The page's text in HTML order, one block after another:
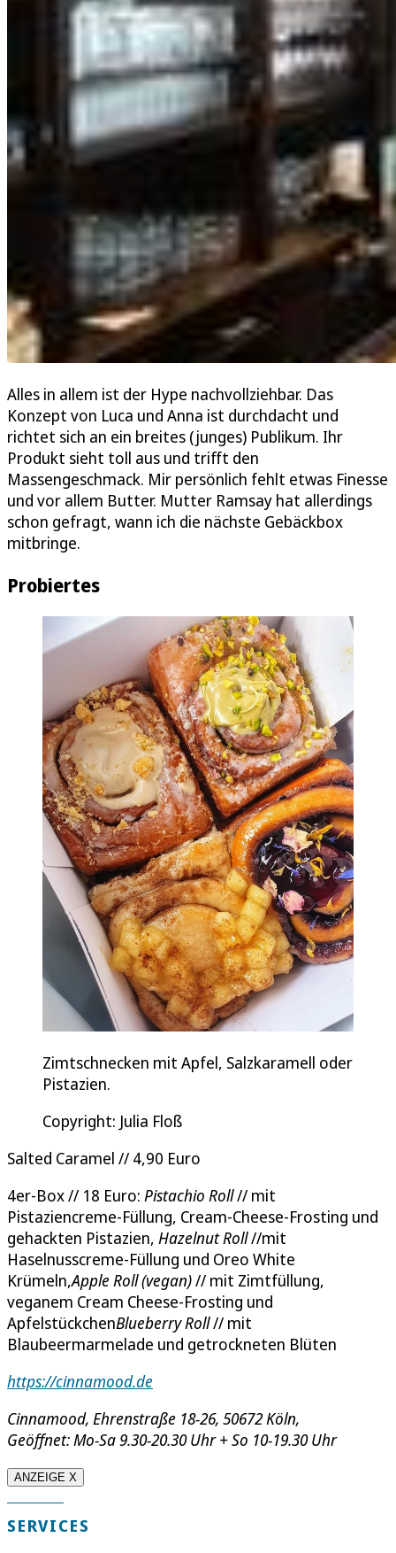
Alles in allem ist der Hype nachvollziehbar. Das
Konzept von Luca und Anna ist durchdacht und
richtet sich an ein breites (junges) Publikum. Ihr
Produkt sieht toll aus und trifft den
Massengeschmack. Mir persönlich fehlt etwas Finesse
und vor allem Butter. Mutter Ramsay hat allerdings
schon gefragt, wann ich die nächste Gebäckbox
mitbringe.
Probiertes
Zimtschnecken mit Apfel, Salzkaramell oder
Pistazien.
Copyright: Julia Floß
Salted Caramel // 4,90 Euro
4er-Box // 18 Euro: Pistachio Roll// mit
Pistaziencreme-Füllung, Cream-Cheese-Frosting und
gehackten Pistazien, Hazelnut Roll//mit
Haselnusscreme-Füllung und Oreo White
Krümeln,Apple Roll (vegan)// mit Zimtfüllung,
veganem Cream Cheese-Frosting und
ApfelstückchenBlueberry Roll// mit
Blaubeermarmelade und getrockneten Blüten
https://cinnamood.de
Cinnamood, Ehrenstraße 18-26, 50672 Köln,
Geöffnet: Mo-Sa 9.30-20.30 Uhr + So 10-19.30 Uhr
ANZEIGE X
SERVICES